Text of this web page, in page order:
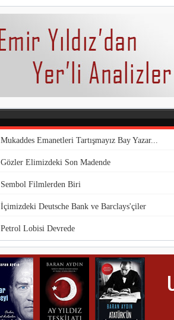
Mukaddes Emanetleri Tartışmayız Bay Yazar...
Gözler Elimizdeki Son Madende
Sembol Filmlerden Biri
İçimizdeki Deutsche Bank ve Barclays'çiler
Petrol Lobisi Devrede